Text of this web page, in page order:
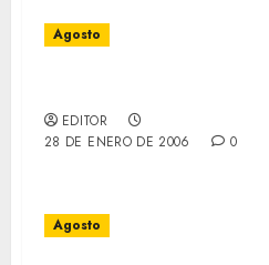
Agosto
EDITOR
28 DE ENERO DE 2006
0
Agosto